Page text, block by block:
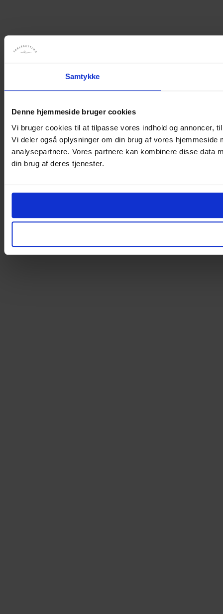
Samtykke
Denne hjemmeside bruger cookies
Vi bruger cookies til at tilpasse vores indhold og annoncer,
Vi deler også oplysninger om din brug af vores
analysepartnere. Vores partnere kan kombinere disse data
din brug af deres tjenester.